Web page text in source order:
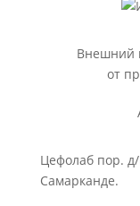
Внешний
от
Цефолаб пор.
Самарканде.